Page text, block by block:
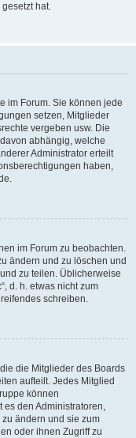
hat.
im Forum. Sie können jede
setzen, Mitglieder
vergeben usw. Die
abhängig, welche
Administrator erteilt
haben,
im Forum zu beobachten.
ändern und zu löschen und
zu teilen. Üblicherweise
d. h. etwas nicht zum
schreiben.
die Mitglieder des Boards
aufteilt. Jedes Mitglied
können
es den Administratoren,
ändern und sie zum
oder ihnen Zugriff zu